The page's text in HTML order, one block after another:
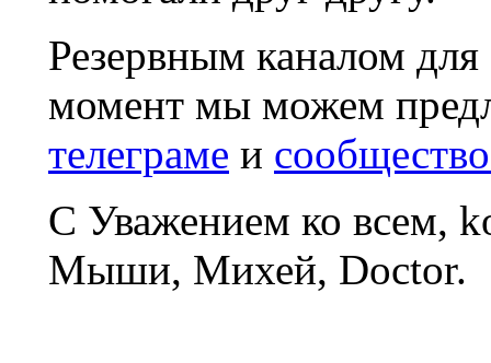
Резервным каналом
момент мы можем
телеграме и
С Уважением ко всем,
Мыши, Михей, Doctor.